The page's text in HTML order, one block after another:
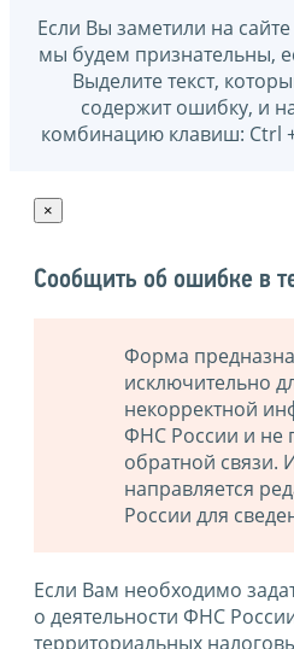
Если Вы заметили на
мы будем признательны,
Выделите текст,
содержит ошибку, и
комбинацию клавиш: Ctrl
×
Сообщить об ошибке в
Форма
исключительно
некорректной
ФНС России и не
обратной связи.
направляется
России для
Если Вам необходимо
о деятельности ФНС
территориальных